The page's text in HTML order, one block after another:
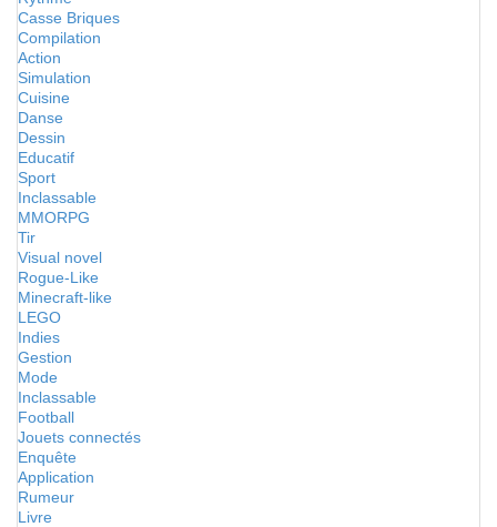
Casse Briques
Compilation
Action
Simulation
Cuisine
Danse
Dessin
Educatif
Sport
Inclassable
MMORPG
Tir
Visual novel
Rogue-Like
Minecraft-like
LEGO
Indies
Gestion
Mode
Inclassable
Football
Jouets connectés
Enquête
Application
Rumeur
Livre